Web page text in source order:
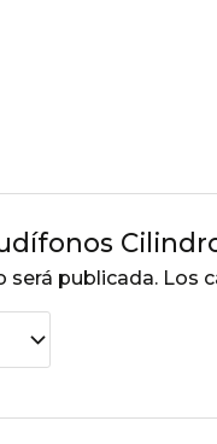
será publicada. Los